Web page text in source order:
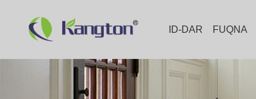
ID-DAR FUQNA